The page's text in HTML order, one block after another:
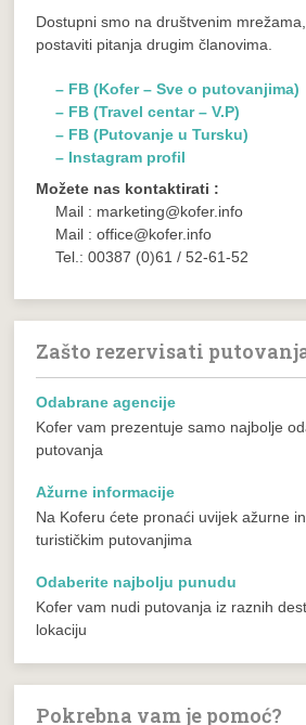
Dostupni smo na društvenim
postaviti pitanja drugim članovima.
– FB (Kofer – Sve o putovanjima)
– FB (Travel centar – V.P)
– FB (Putovanje u Tursku)
– Instagram profil
Možete nas kontaktirati :
Mail : marketing@kofer.info
Mail : office@kofer.info
Tel.: 00387 (0)61 / 52-61-52
Zašto rezervisati
Odabrane agencije
Kofer vam prezentuje samo najbolje
putovanja
Ažurne informacije
Na Koferu ćete pronaći uvijek ažurne
turističkim putovanjima
Odaberite najbolju punudu
Kofer vam nudi putovanja iz raznih
lokaciju
Pokrebna vam je pomoć?